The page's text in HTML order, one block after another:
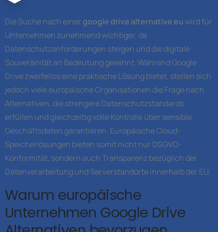
Die Suche nach einer google drive alternative eu wird für
Unternehmen zunehmend wichtiger, da
Datenschutzanforderungen steigen und die digitale
Souveränität an Bedeutung gewinnt. Während Google
Drive zweifellos eine praktische Lösung bietet, stellen sich
jedoch viele europäische Organisationen die Frage nach
Alternativen, die strengere Datenschutzstandards
erfüllen und gleichzeitig volle Kontrolle über sensible
Geschäftsdaten garantieren. Europäische Cloud-
Speicherlösungen bieten somit nicht nur DSGVO-
Konformität, sondern auch Transparenz bezüglich der
Datenverarbeitung und Serverstandorte innerhalb der EU.
Warum europäische
Unternehmen Google Drive